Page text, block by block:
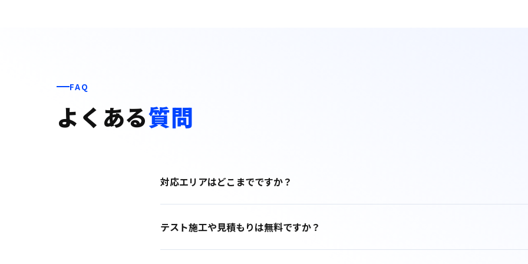
FAQ
よくある質問
対応エリアはどこまでですか？
テスト施工や見積もりは無料ですか？